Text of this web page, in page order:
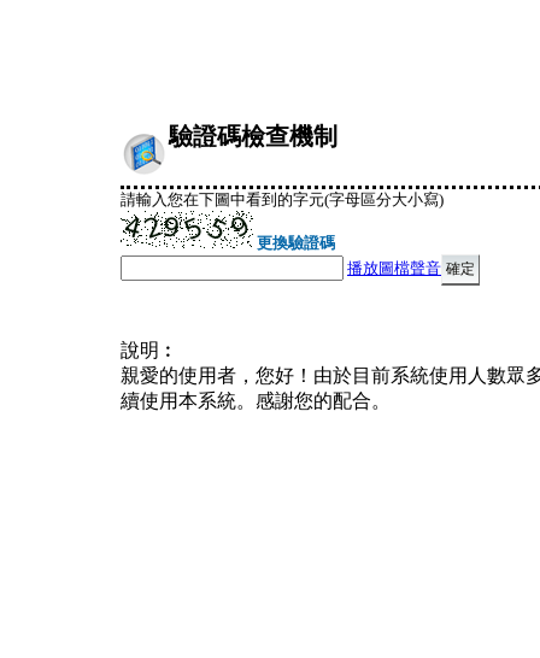
驗證碼檢查機制
請輸入您在下圖中看到的字元(字母區分大小寫)
更換驗證碼
播放圖檔聲音
說明︰
親愛的使用者，您好！由於目前系統使用人數眾
續使用本系統。感謝您的配合。